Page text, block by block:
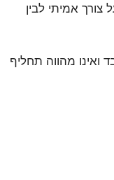
אמיתי לבין
ואינו מהווה תחליף